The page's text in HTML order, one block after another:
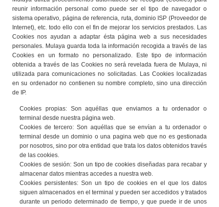
reunir información personal como puede ser el tipo de navegador o
sistema operativo, página de referencia, ruta, dominio ISP (Proveedor de
Internet), etc. todo ello con el fin de mejorar los servicios prestados. Las
Cookies nos ayudan a adaptar ésta página web a sus necesidades
personales. Mulaya guarda toda la información recogida a través de las
Cookies en un formato no personalizado. Este tipo de información
obtenida a través de las Cookies no será revelada fuera de Mulaya, ni
utilizada para comunicaciones no solicitadas. Las Cookies localizadas
en su ordenador no contienen su nombre completo, sino una dirección
de IP.
Cookies propias: Son aquéllas que enviamos a tu ordenador o
terminal desde nuestra página web.
Cookies de tercero: Son aquéllas que se envían a tu ordenador o
terminal desde un dominio o una pagina web que no es gestionada
por nosotros, sino por otra entidad que trata los datos obtenidos través
de las cookies.
Cookies de sesión: Son un tipo de cookies diseñadas para recabar y
almacenar datos mientras accedes a nuestra web.
Cookies persistentes: Son un tipo de cookies en el que los datos
siguen almacenados en el terminal y pueden ser accedidos y tratados
durante un periodo determinado de tiempo, y que puede ir de unos